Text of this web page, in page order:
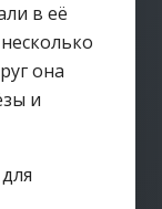
в её
она
и